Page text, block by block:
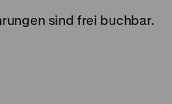
sind frei buchbar.